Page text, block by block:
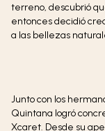
terreno, descubrió
entonces decidió
a las bellezas
Junto con los
Quintana logró
Xcaret. Desde su